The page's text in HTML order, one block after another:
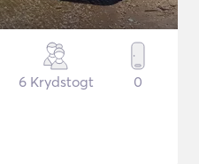
6 Krydstogt 0